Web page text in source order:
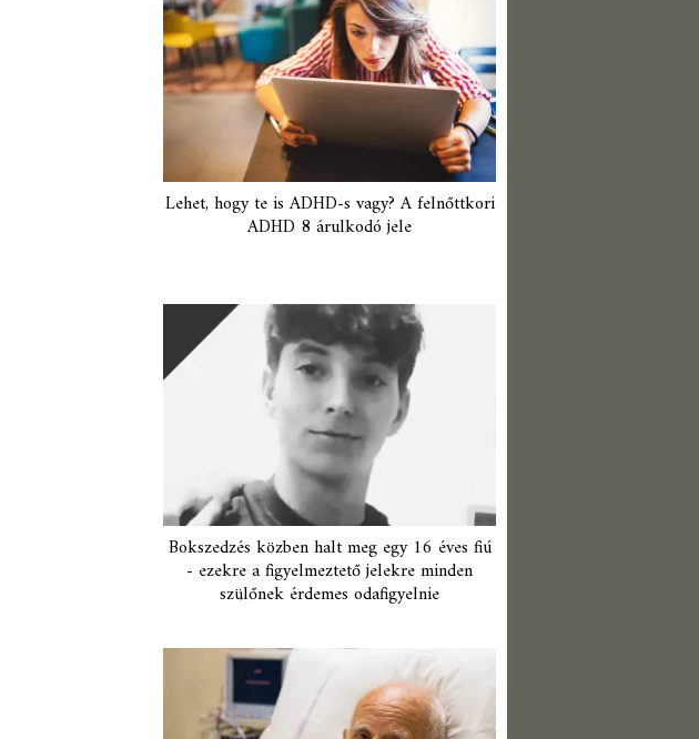
Lehet, hogy te is ADHD-s vagy? A felnőttkori
ADHD 8 árulkodó jele
Bokszedzés közben halt meg egy 16 éves fiú
- ezekre a figyelmeztető jelekre minden
szülőnek érdemes odafigyelnie